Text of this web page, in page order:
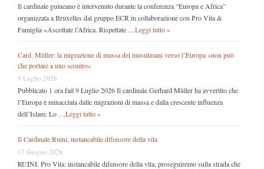
Il cardinale guineano è intervenuto durante la conferenza “Europa e Africa”
organizzata a Bruxelles dal gruppo ECR in collaborazione con Pro Vita &
Famiglia «Ascoltate l’Africa. Rispettate … Leggi tutto »
Card. Müller: la migrazione di massa dei musulmani verso l’Europa «non può
che portare a uno scontro»
9 Luglio 2026
Pubblicato 1 ora fail 9 Luglio 2026 Il cardinale Gerhard Müller ha avvertito che
l’Europa è minacciata dalle migrazioni di massa e dalla crescente influenza
dell’Islam. Lo … Leggi tutto »
Il Cardinale Ruini, instancabile difensore della vita
17 Giugno 2026
RUINI. Pro Vita: instancabile difensore della vita, proseguiremo sulla strada che